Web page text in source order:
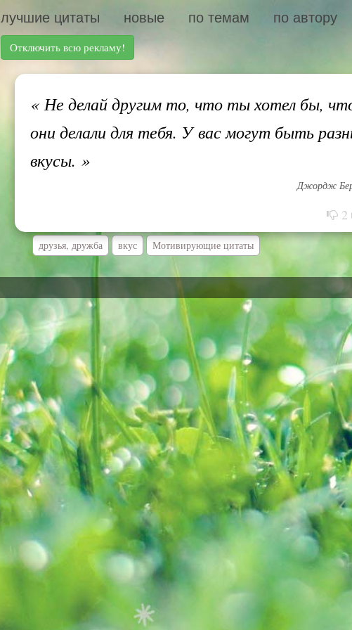
лучшие цитаты новые по темам по автору
Отключить всю рекламу!
«Не делай другим то, что ты хотел бы,
они делали для тебя. У вас могут быть
вкусы. »
Джордж
2
друзья, дружба вкус Мотивирующие цитаты